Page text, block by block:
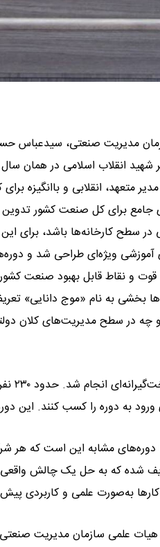
مدیریت صنعتی، سیدعباس
انقلاب اسلامی در همان
متعهد، انقلابی و باانگیزه
جامع برای کل صنعت کشور
سطح کارخانه‌ها باشد، برای
بخشی به نام «موج
در سطح مدیریت‌های کلان
دوره‌های مشابه این است که
شده که به حل یک چالش
به‌صورت علمی و کاربردی
علمی سازمان مدیریت